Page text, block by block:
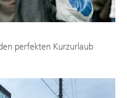
perfekten Kurzurlaub